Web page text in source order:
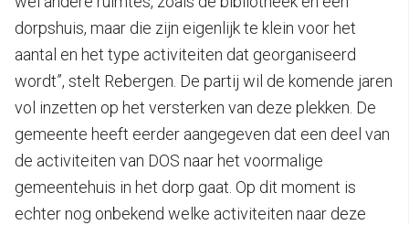
dorpshuis, maar die zijn eigenlijk te klein voor het
aantal en het type activiteiten dat georganiseerd
wordt”, stelt Rebergen. De partij wil de komende jaren
vol inzetten op het versterken van deze plekken. De
gemeente heeft eerder aangegeven dat een deel van
de activiteiten van DOS naar het voormalige
gemeentehuis in het dorp gaat. Op dit moment is
echter nog onbekend welke activiteiten naar deze